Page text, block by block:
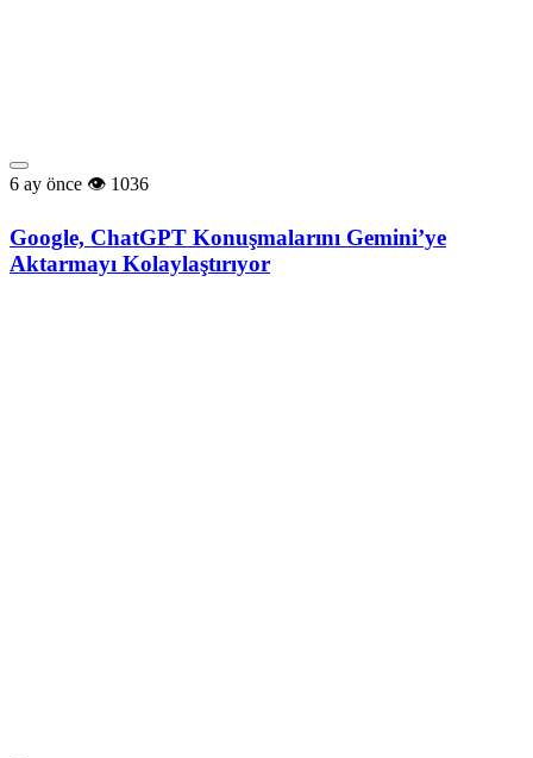
6 ay önce 1036
Google, ChatGPT Konuşmalarını Gemini’ye
Aktarmayı Kolaylaştırıyor